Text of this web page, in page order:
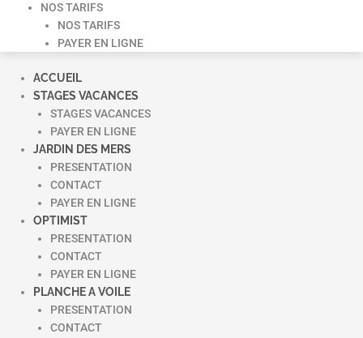
NOS TARIFS
NOS TARIFS
PAYER EN LIGNE
ACCUEIL
STAGES VACANCES
STAGES VACANCES
PAYER EN LIGNE
JARDIN DES MERS
PRESENTATION
CONTACT
PAYER EN LIGNE
OPTIMIST
PRESENTATION
CONTACT
PAYER EN LIGNE
PLANCHE A VOILE
PRESENTATION
CONTACT